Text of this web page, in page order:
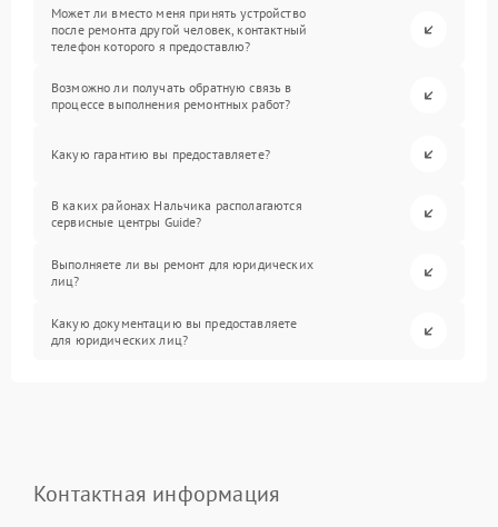
Может ли вместо меня принять устройство
после ремонта другой человек, контактный
телефон которого я предоставлю?
Возможно ли получать обратную связь в
процессе выполнения ремонтных работ?
Какую гарантию вы предоставляете?
В каких районах Нальчика располагаются
сервисные центры Guide?
Выполняете ли вы ремонт для юридических
лиц?
Какую документацию вы предоставляете
для юридических лиц?
Контактная информация